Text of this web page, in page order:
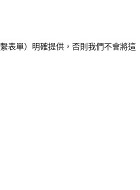
表單）明確提供，否則我們不會將這